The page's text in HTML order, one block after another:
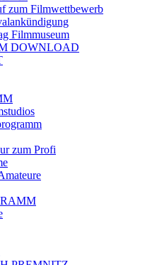
zum Filmwettbewerb
Filmmuseum
DOWNLOAD
zum Profi